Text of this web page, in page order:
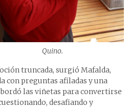
Quino.
truncada, surgió Mafalda,
con preguntas afiladas y una
las viñetas para convertirse
desafiando y